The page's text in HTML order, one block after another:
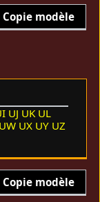
Copie modèle
UJ UK UL
UW UX UY UZ
Copie modèle